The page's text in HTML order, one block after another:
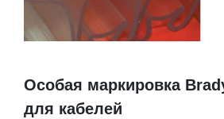
Особая маркировка
для кабелей